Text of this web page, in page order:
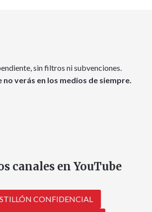
sin filtros ni subvenciones.
verás en los medios de siempre.
canales en YouTube
CONFIDENCIAL